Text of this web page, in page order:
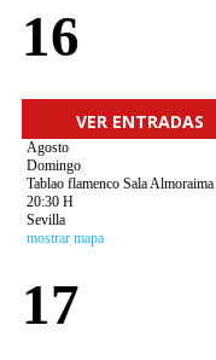
16
VER ENTRADAS
Agosto
Domingo
Tablao flamenco Sala Almoraima
20:30 H
Sevilla
mostrar mapa
17